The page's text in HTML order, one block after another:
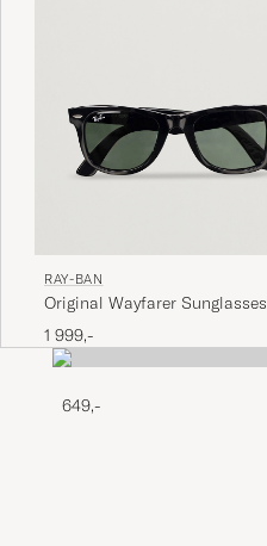
RAY-BAN
Original Wayfarer Sunglasses
Black/Crystal Green
1 999,-
649,-